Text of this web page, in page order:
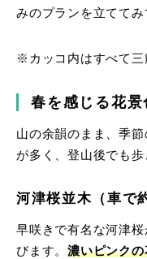
みのプランを立ててみ
※カッコ内はすべて三
春を感じる花景
山の余韻のまま、季
が多く、登山後でも歩
河津桜並木（車で
早咲きで有名な河津
びます。濃いピンク